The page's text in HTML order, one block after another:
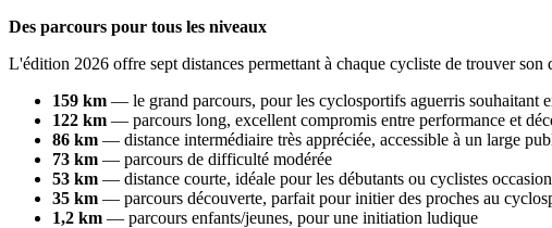
Des parcours pour tous les niveaux
L'édition 2026 offre sept distances permettant à chaque cycliste de trouver son
159 km — le grand parcours, pour les cyclosportifs aguerris souhaitant
122 km — parcours long, excellent compromis entre performance et
86 km — distance intermédiaire très appréciée, accessible à un large
73 km — parcours de difficulté modérée
53 km — distance courte, idéale pour les débutants ou cyclistes
35 km — parcours découverte, parfait pour initier des proches au
1,2 km — parcours enfants/jeunes, pour une initiation ludique